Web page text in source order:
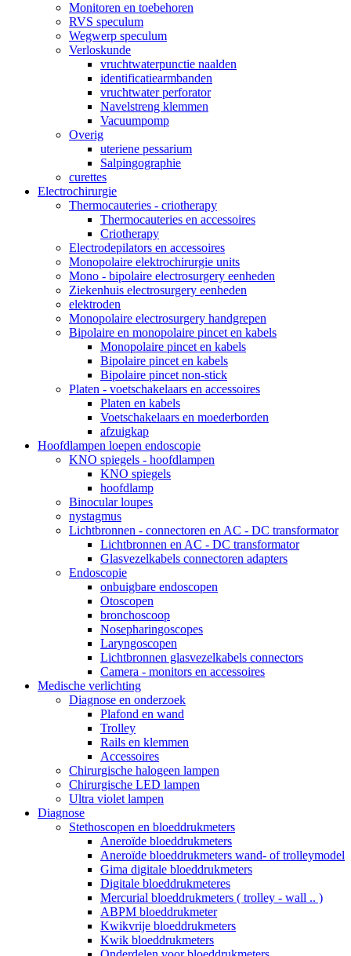
Monitoren en toebehoren
RVS speculum
Wegwerp speculum
Verloskunde
vruchtwaterpunctie naalden
identificatiearmbanden
vruchtwater perforator
Navelstreng klemmen
Vacuumpomp
Overig
uteriene pessarium
Salpingographie
curettes
Electrochirurgie
Thermocauteries - criotherapy
Thermocauteries en accessoires
Criotherapy
Electrodepilators en accessoires
Monopolaire elektrochirurgie units
Mono - bipolaire electrosurgery eenheden
Ziekenhuis electrosurgery eenheden
elektroden
Monopolaire electrosurgery handgrepen
Bipolaire en monopolaire pincet en kabels
Monopolaire pincet en kabels
Bipolaire pincet en kabels
Bipolaire pincet non-stick
Platen - voetschakelaars en accessoires
Platen en kabels
Voetschakelaars en moederborden
afzuigkap
Hoofdlampen loepen endoscopie
KNO spiegels - hoofdlampen
KNO spiegels
hoofdlamp
Binocular loupes
nystagmus
Lichtbronnen - connectoren en AC - DC transformator
Lichtbronnen en AC - DC transformator
Glasvezelkabels connectoren adapters
Endoscopie
onbuigbare endoscopen
Otoscopen
bronchoscoop
Nosepharingoscopes
Laryngoscopen
Lichtbronnen glasvezelkabels connectors
Camera - monitors en accessoires
Medische verlichting
Diagnose en onderzoek
Plafond en wand
Trolley
Rails en klemmen
Accessoires
Chirurgische halogeen lampen
Chirurgische LED lampen
Ultra violet lampen
Diagnose
Stethoscopen en bloeddrukmeters
Aneroïde bloeddrukmeters
Aneroïde bloeddrukmeters wand- of trolleymodel
Gima digitale bloeddrukmeters
Digitale bloeddrukmeteres
Mercurial bloeddrukmeters ( trolley - wall .. )
ABPM bloeddrukmeter
Kwikvrije bloeddrukmeters
Kwik bloeddrukmeters